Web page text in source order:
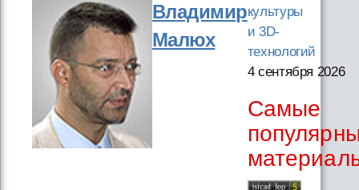
Владимир
Малюх
культуры
и 3D-
технологий
4 сентября 2026
Самые